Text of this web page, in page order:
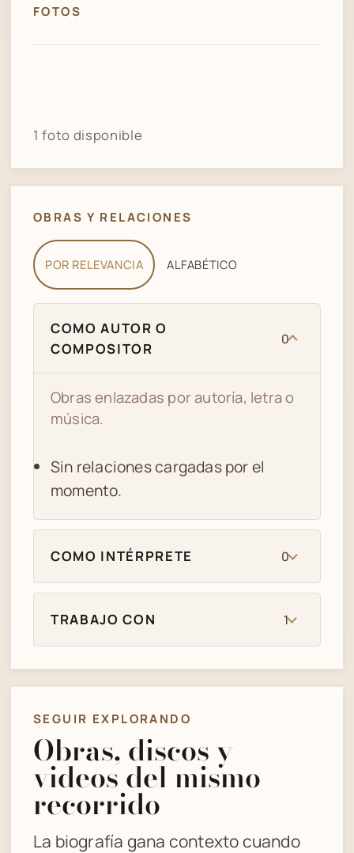
FOTOS
1 foto disponible
OBRAS Y RELACIONES
POR RELEVANCIA ALFABÉTICO
COMO AUTOR O
COMPOSITOR
0
Obras enlazadas por autoría, letra o
música.
Sin relaciones cargadas por el
momento.
COMO INTÉRPRETE 0
TRABAJO CON 1
SEGUIR EXPLORANDO
Obras, discos y
videos del mismo
recorrido
La biografía gana contexto cuando